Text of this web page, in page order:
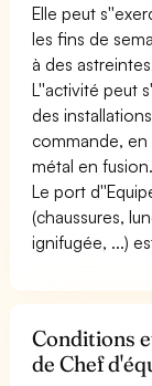
Elle peut
les fins de
à des
L''activité peut
des
commande,
métal en fusion.
Le port
(chaussures,
ignifugée, ...)
Conditions
de Chef